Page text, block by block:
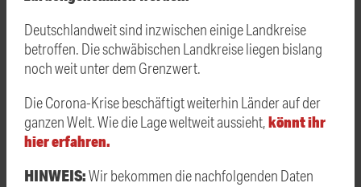
Deutschlandweit sind inzwischen einige Landkreise
betroffen. Die schwäbischen Landkreise liegen bislang
noch weit unter dem Grenzwert.
Die Corona-Krise beschäftigt weiterhin Länder auf der
ganzen Welt. Wie die Lage weltweit aussieht,könnt ihr
hier erfahren.
HINWEIS:Wir bekommen die nachfolgenden Daten